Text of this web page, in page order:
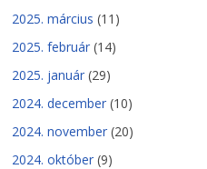
2025. március (11)
2025. február (14)
2025. január (29)
2024. december (10)
2024. november (20)
2024. október (9)